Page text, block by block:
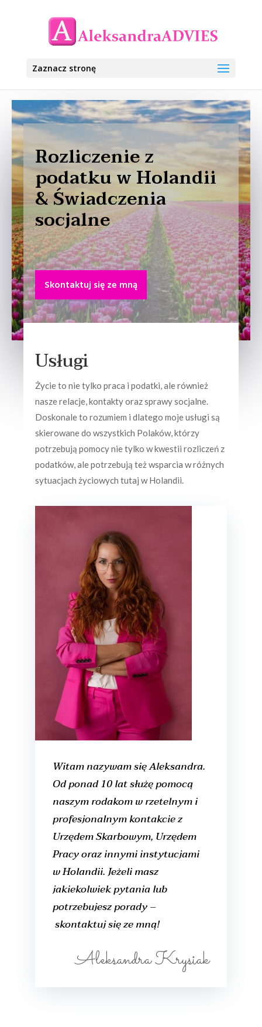
Zaznacz stronę
Rozliczenie z
podatku w Holandii
& Świadczenia
socjalne
Skontaktuj się ze mną
Usługi
Życie to nie tylko praca i podatki, ale również
nasze relacje, kontakty oraz sprawy socjalne.
Doskonale to rozumiem i dlatego moje usługi są
skierowane do wszystkich Polaków, którzy
potrzebują pomocy nie tylko w kwestii rozliczeń z
podatków, ale potrzebują też wsparcia w różnych
sytuacjach życiowych tutaj w Holandii.
Witam nazywam się Aleksandra.
Od ponad 10 lat służę pomocą
naszym rodakom w rzetelnym i
profesjonalnym kontakcie z
Urzędem Skarbowym, Urzędem
Pracy oraz innymi instytucjami
w Holandii. Jeżeli masz
jakiekolwiek pytania lub
potrzebujesz porady –
skontaktuj się ze mną!
Aleksandra Krysiak